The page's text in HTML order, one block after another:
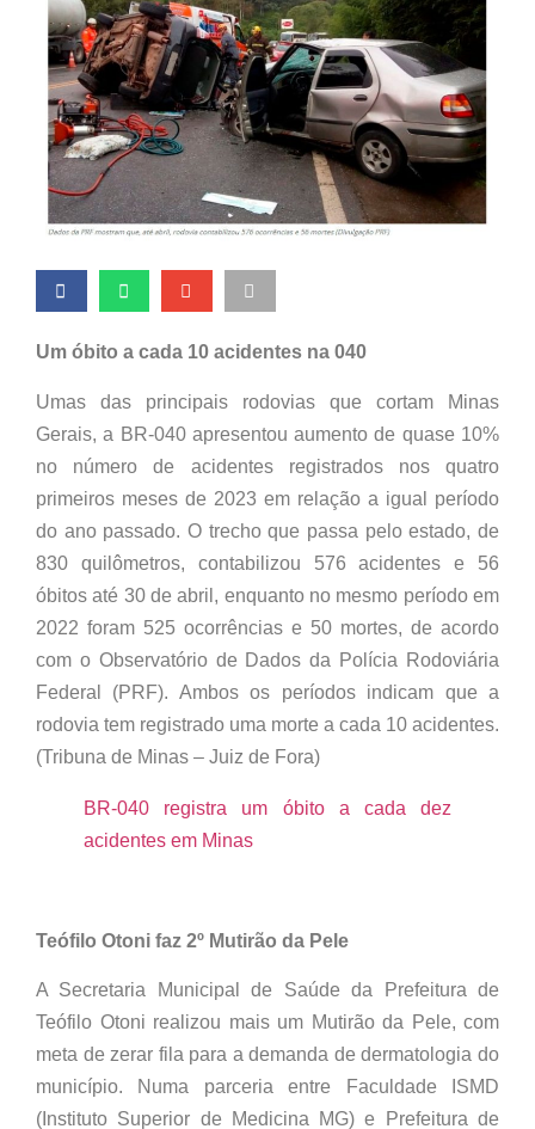
Um óbito a cada 10 acidentes na 040
Umas das principais rodovias que cortam Minas
Gerais, a BR-040 apresentou aumento de quase 10%
no número de acidentes registrados nos quatro
primeiros meses de 2023 em relação a igual período
do ano passado. O trecho que passa pelo estado, de
830 quilômetros, contabilizou 576 acidentes e 56
óbitos até 30 de abril, enquanto no mesmo período em
2022 foram 525 ocorrências e 50 mortes, de acordo
com o Observatório de Dados da Polícia Rodoviária
Federal (PRF). Ambos os períodos indicam que a
rodovia tem registrado uma morte a cada 10 acidentes.
(Tribuna de Minas – Juiz de Fora)
BR-040 registra um óbito a cada dez
acidentes em Minas
Teófilo Otoni faz 2º Mutirão da Pele
A Secretaria Municipal de Saúde da Prefeitura de
Teófilo Otoni realizou mais um Mutirão da Pele, com
meta de zerar fila para a demanda de dermatologia do
município. Numa parceria entre Faculdade ISMD
(Instituto Superior de Medicina MG) e Prefeitura de